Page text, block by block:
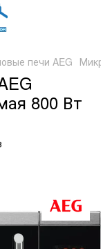
печи AEG
800 Вт